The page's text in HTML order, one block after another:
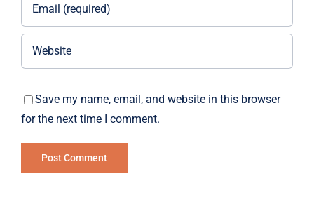
Save my name, email, and website in this browser
for the next time I comment.